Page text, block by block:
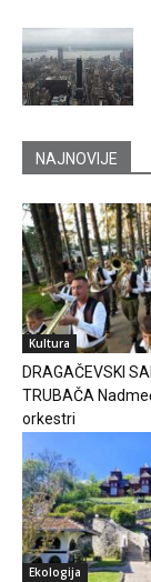
NAJNOVIJE
Kultura
DRAGAČEVSKI
TRUBAČA
orkestri
Ekologija